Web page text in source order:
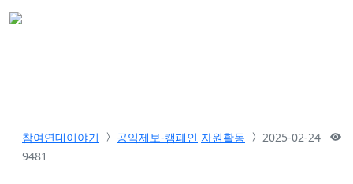
참여연대이야기 공익제보-캠페인 자원활동
2025-02-24
9481